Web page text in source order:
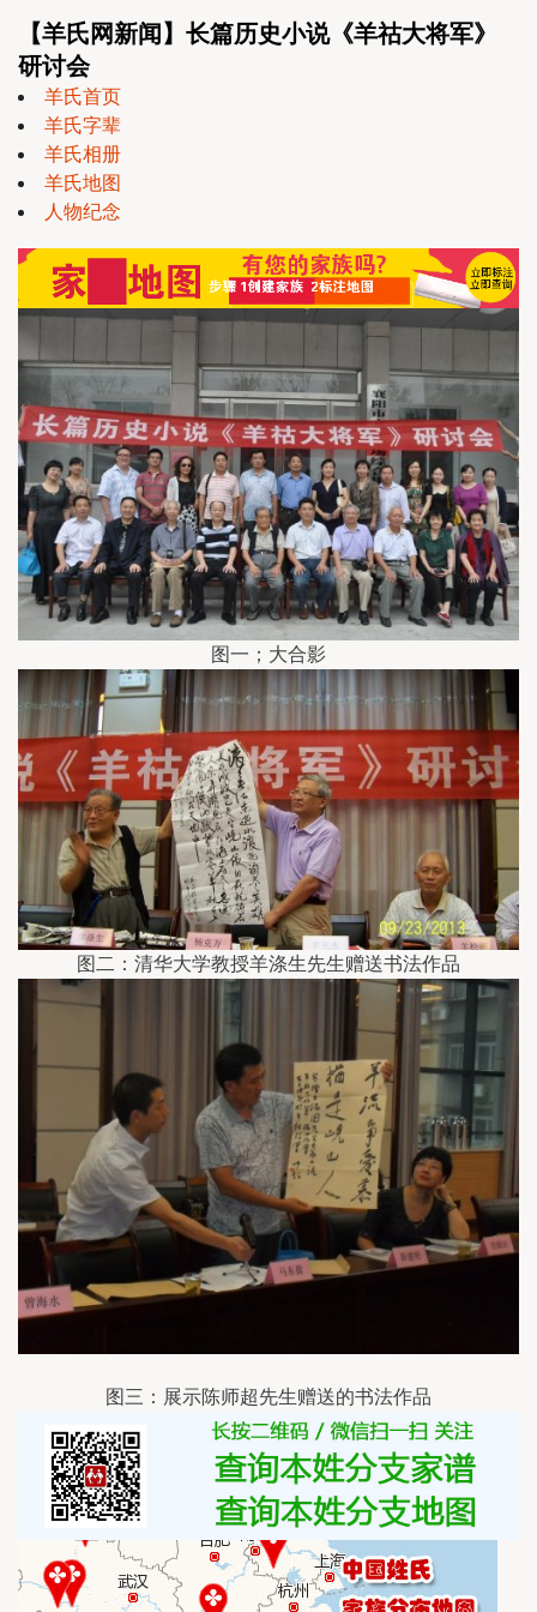
【羊氏网新闻】长篇历史小说《羊祜大将军》
研讨会
羊氏首页
羊氏字辈
羊氏相册
羊氏地图
人物纪念
图一；大合影
图二：清华大学教授羊涤生先生赠送书法作品
图三：展示陈师超先生赠送的书法作品